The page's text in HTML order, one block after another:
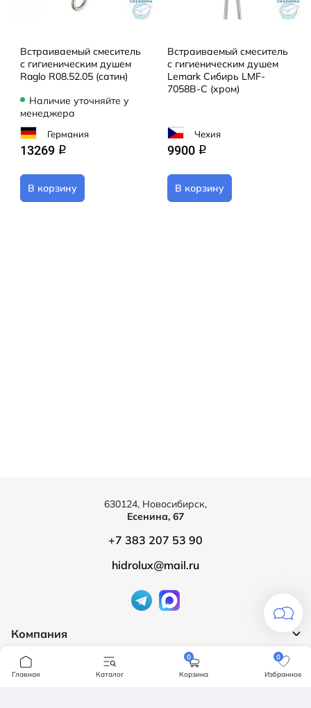
Встраиваемый смеситель
с гигиеническим душем
Raglo R08.52.05 (сатин)
Наличие уточняйте у
менеджера
Германия
13269 q
В корзину
Встраиваемый смеситель
с гигиеническим душем
Lemark Сибирь LMF-
7058B-C (хром)
Чехия
9900 q
В корзину
Компания
О компании
Бренды
Продукция
630124, Новосибирск,
Есенина, 67
+7 383 207 53 90
hidrolux@mail.ru
Главная Каталог
0
Корзина
0
Избранное